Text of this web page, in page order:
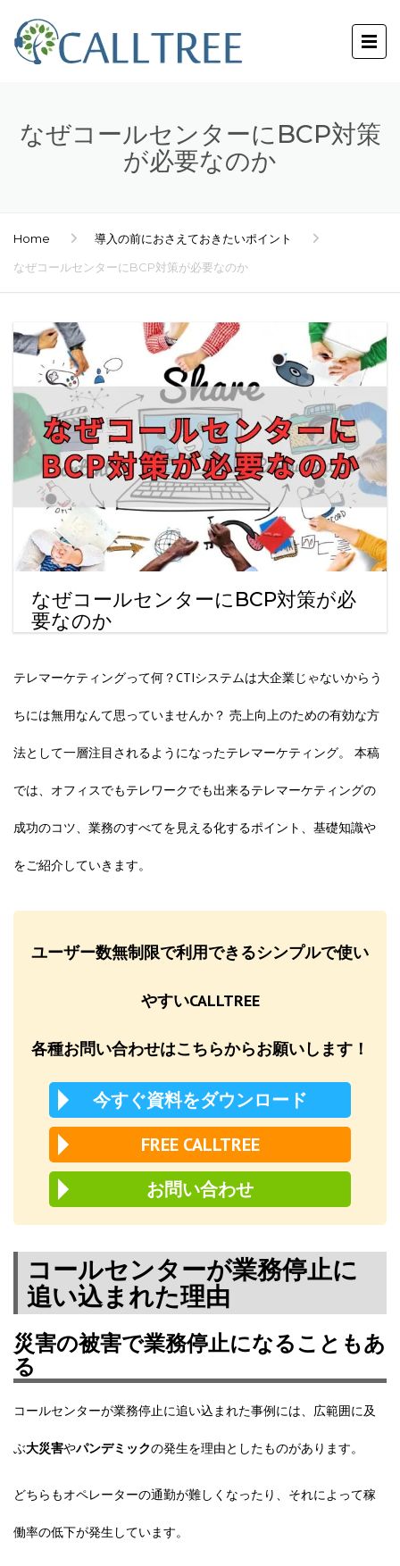
なぜコールセンターにBCP対策
が必要なのか
Home
導入の前におさえておきたいポイント
なぜコールセンターにBCP対策が必要なのか
なぜコールセンターにBCP対策が必
要なのか
テレマーケティングって何？CTIシステムは大企業じゃないからう
ちには無用なんて思っていませんか？ 売上向上のための有効な方
法として一層注目されるようになったテレマーケティング。 本稿
では、オフィスでもテレワークでも出来るテレマーケティングの
成功のコツ、業務のすべてを見える化するポイント、基礎知識や
をご紹介していきます。
ユーザー数無制限で利用できるシンプルで使い
やすいCALLTREE
各種お問い合わせはこちらからお願いします！
今すぐ資料をダウンロード
FREE CALLTREE
お問い合わせ
コールセンターが業務停止に
追い込まれた理由
災害の被害で業務停止になることもあ
る
コールセンターが業務停止に追い込まれた事例には、広範囲に及
ぶ大災害やパンデミックの発生を理由としたものがあります。
どちらもオペレーターの通勤が難しくなったり、それによって稼
働率の低下が発生しています。